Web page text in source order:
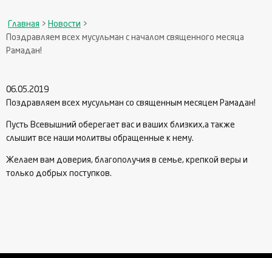
Главная > Новости >
Поздравляем всех мусульман с началом священного месяца
Рамадан!
06.05.2019
Поздравляем всех мусульман со священным месяцем Рамадан!
Пусть Всевышний оберегает вас и ваших близких,а также
слышит все наши молитвы обращенные к нему.
Желаем вам доверия, благополучия в семье, крепкой веры и
только добрых поступков.